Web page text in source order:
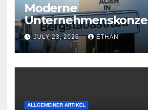
Moderne
wirtschaftliche
Organisationsreife
JULY 23, 2026 ETHAN
ALLGEMEINER ARTIKEL